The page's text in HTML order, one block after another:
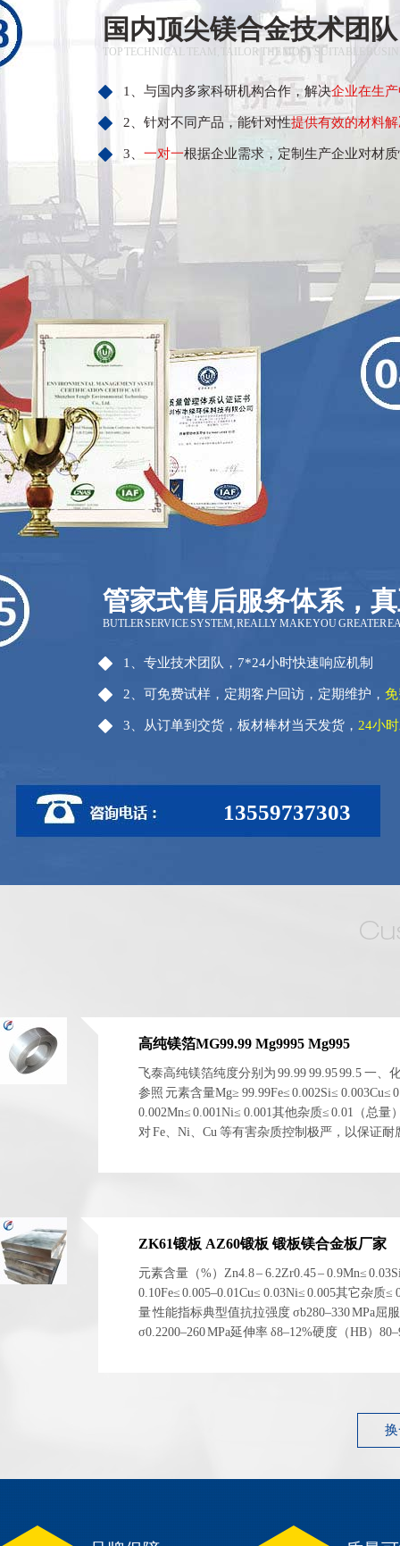
13559737303
国内顶尖镁合金技术团
TOP TECHNICAL TEAM, TAILOR THE MOST SUITABLE
1、与国内多家科研机构合作，解决企业在生
2、针对不同产品，能针对性提供有效的材料
3、 一对一根据企业需求，定制生产企业对材
管家式售后服务体系，
BUTLER SERVICE SYSTEM, REALLY MAKE YOU GREATER
1、专业技术团队，7*24小时快速响应机制
2、可免费试样，定期客户回访，定期维护，
3、从订单到交货，板材棒材当天发货， 24小
高纯镁箔MG99.99 Mg9995 Mg995
飞泰高纯镁箔纯度分别为 99.99 99.95 99.5 一、
参照 元素含量Mg≥ 99.99Fe≤ 0.002Si≤ 0.003Cu≤
0.002Mn≤ 0.001Ni≤ 0.001其他杂质≤ 0.01（总量
对 Fe、Ni、Cu 等有害杂质控制极严，以保证耐
ZK61锻板 AZ60锻板 锻板镁合金板厂家
元素含量（%）Zn4.8 – 6.2Zr0.45 – 0.9Mn≤
0.10Fe≤ 0.005–0.01Cu≤ 0.03Ni≤ 0.005其它杂质≤
量 性能指标典型值抗拉强度 σb280–330 MPa屈
σ0.2200–260 MPa延伸率 δ8–12%硬度（HB）